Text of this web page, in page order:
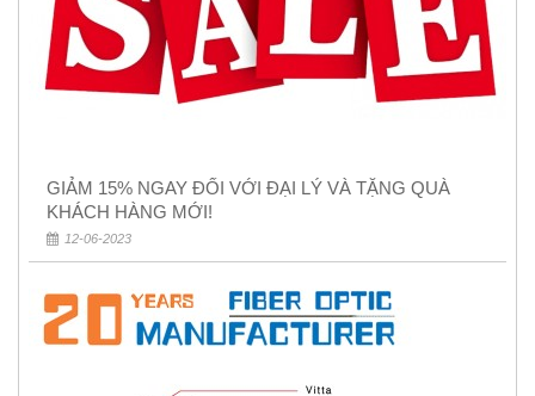
GIẢM 15% NGAY ĐỐI VỚI ĐẠI LÝ VÀ TẶNG QUÀ
KHÁCH HÀNG MỚI!
12-06-2023